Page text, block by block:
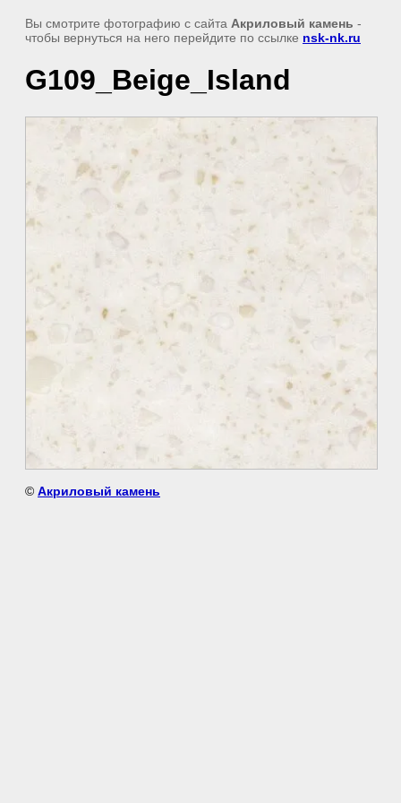
Вы смотрите фотографию с сайта Акриловый камень -
чтобы вернуться на него перейдите по ссылке nsk-nk.ru
G109_Beige_Island
© Акриловый камень